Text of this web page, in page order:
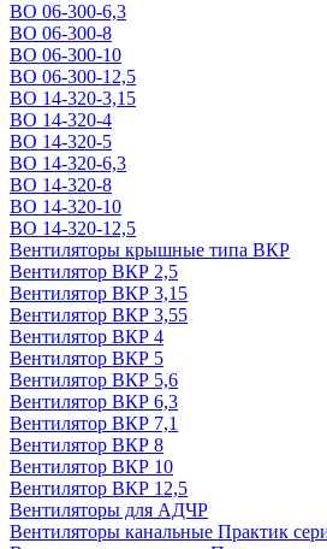
ВО 06-300-6,3
ВО 06-300-8
ВО 06-300-10
ВО 06-300-12,5
ВО 14-320-3,15
ВО 14-320-4
ВО 14-320-5
ВО 14-320-6,3
ВО 14-320-8
ВО 14-320-10
ВО 14-320-12,5
Вентиляторы крышные типа ВКР
Вентилятор ВКР 2,5
Вентилятор ВКР 3,15
Вентилятор ВКР 3,55
Вентилятор ВКР 4
Вентилятор ВКР 5
Вентилятор ВКР 5,6
Вентилятор ВКР 6,3
Вентилятор ВКР 7,1
Вентилятор ВКР 8
Вентилятор ВКР 10
Вентилятор ВКР 12,5
Вентиляторы для АДЧР
Вентиляторы канальные Практик